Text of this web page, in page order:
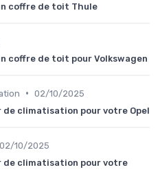
coffre de toit Thule
coffre de toit pour Volkswagen
• 02/10/2025
de climatisation pour votre Opel
02/10/2025
de climatisation pour votre